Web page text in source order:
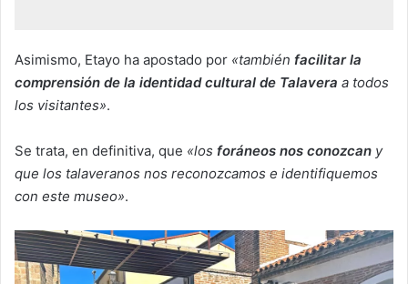
Asimismo, Etayo ha apostado por «también facilitar la
comprensión de la identidad cultural de Talavera a todos
los visitantes».
Se trata, en definitiva, que «los foráneos nos conozcan y
que los talaveranos nos reconozcamos e identifiquemos
con este museo».